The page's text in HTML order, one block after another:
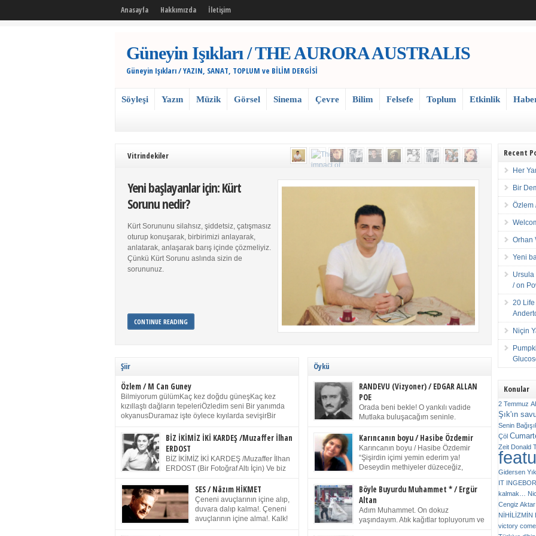
Anasayfa Hakkımızda İletişim
Güneyin Işıkları / THE AURORA AUSTRALIS
Güneyin Işıkları / YAZIN, SANAT, TOPLUM ve BİLİM DERGİSİ
Söyleşi Yazın Müzik Görsel Sinema Çevre Bilim Felsefe Toplum Etkinlik
Vitrindekiler
Yeni başlayanlar için: Kürt
Sorunu nedir?
Kürt Sorununu silahsız, şiddetsiz, çatışmasız
oturup konuşarak, birbirimizi anlayarak,
anlatarak, anlaşarak barış içinde çözmeliyiz.
Çünkü Kürt Sorunu aslında sizin de
sorununuz.
CONTINUE READING
Şiir
Özlem / M Can Guney
Bilmiyorum gülümKaç kez doğdu güneşKaç kez
kızıllaştı dağların tepeleriÖzledim seni Bir yanımda
okyanusDuramaz işte öylece kıyılarda sevişirBir
dururSokulur yalnızlığıma kokun olur Gözlerim bir
buruk gülümsemeDudağımda buğusu
öpüşlerinGeceler boyuÖzledim seni 2004 Haziran
Sydney / Toplumsal Kaynak / Memduh Güney
BİZ İKİMİZ İKİ KARDEŞ /Muzaffer İlhan
ERDOST
BİZ İKİMİZ İKİ KARDEŞ /Muzaffer İlhan
ERDOST (Bir Fotoğraf Altı İçin) Ve biz
Duracağız Fotoğrafımızda durduğumuz gibi Benim
ellerimde kelepçe Yüzümde yapay bir gülüş
(Kelepçeyi yadırgamanın gülüşü belki İlk kez olduğu
için Sonra alıştım Ve unuttum sonra kelepçeyi
SES / Nâzım HİKMET
Çeneni avuçlarının içine alıp,
duvara dalıp kalma!. Çeneni
avuçlarının içine alma!. Kalk!
Öykü
RANDEVU (Vizyoner) / EDGAR ALLAN
POE
Orada beni bekle! O yankılı vadide
Mutlaka buluşacağım seninle.
karısının ölümü üstüne yazdığı ağıt.) Talihsiz ve
gizemli adam! – Sen ki kendi hayal gücünün
parlaklığıyla afalladın, gençliğinin alevleri arasına
düştün! Hayalimde seni tekrar görüyorum! Bir kez
olduğun gibi değil soğuk vadide ve gölgelerin […]
Karıncanın boyu / Hasibe Özdemir
Karıncanın boyu / Hasibe Özdemir
“Şişirdin içimi yemin ederim ya!
Deseydin methiyeler düzeceğiz,
titriyor. “Sana gel demedim kızım.” diyorum sakince.
“Takıldın peşime madem, ne duyarsan
katlanacaksın.” Bir sigara yakıyor. Başını yana yatırıp,
bezmiş annelerin yılgın bakışıyla süzüyor beni.
Kaşlarımı kaldırıp ona bakıyorum ben de. Pes ediyor.
Böyle Buyurdu Muhammet * / Ergür
Altan
Adım Muhammet. On dokuz
yaşındayım. Atık kağıtlar topluyorum ve
Recent
Her
Bir
Özlem
Orhan
Yeni
Ursula
/ on
20
Niçin
Konular
2 Temmuz
Şık'ın
Senin
Çöl
Zeit Donald
Gidersen
IT
kalmak…
Cengiz Aktar
NİHİLİZMİN
victory